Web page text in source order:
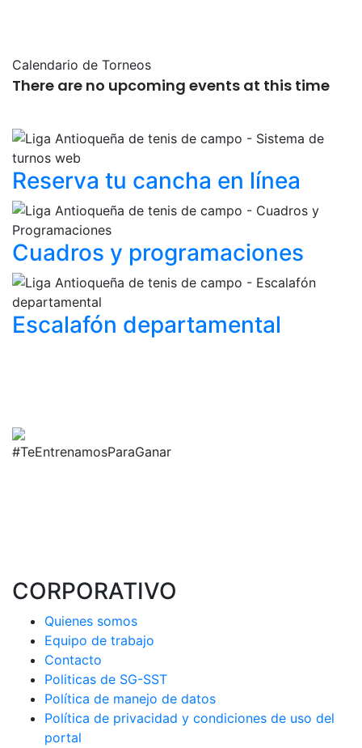
Calendario de Torneos
There are no upcoming events at this time
Reserva tu cancha en línea
Cuadros y programaciones
Escalafón departamental
#TeEntrenamosParaGanar
CORPORATIVO
Quienes somos
Equipo de trabajo
Contacto
Politicas de SG-SST
Política de manejo de datos
Política de privacidad y condiciones de uso del
portal